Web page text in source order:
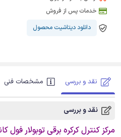
خدمات پس از فروش
دانلود دیتاشیت محصول
نقد و بررسی مشخصات فنی
نقد و بررسی
مرکز کنترل کرکره برقی توبولار فول